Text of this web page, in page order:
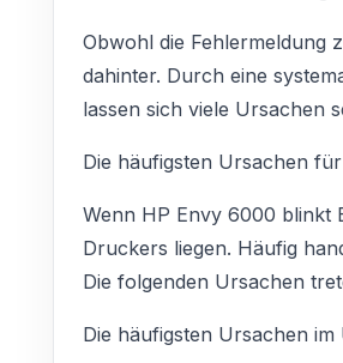
Obwohl die Fehlermeldung
dahinter. Durch eine
lassen sich viele Ursachen
Die häufigsten Ursachen
Wenn HP Envy 6000 blinkt
Druckers liegen. Häufig
Die folgenden Ursachen
Die häufigsten Ursachen